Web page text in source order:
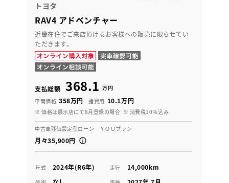
トヨタ
RAV4 アドベンチャー
近畿在住でご来店頂けるお客様への販売に限らせてい
ただきます。
支払総額 368.1 万円
車両価格 358万円 諸費用 10.1万円
※ 価格は展示店にて8月登録の場合 ※ 消費税10％込み
中古車残価設定型ローン ＹＯＵプラン
月々35,900円
年式 2024年(R6年) 走行 14,000km